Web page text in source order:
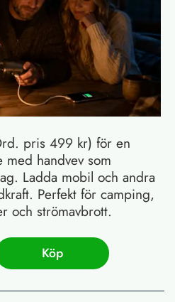
pris 499 kr) för en
handvev som
Ladda mobil och andra
Perfekt för camping,
och strömavbrott.
Köp